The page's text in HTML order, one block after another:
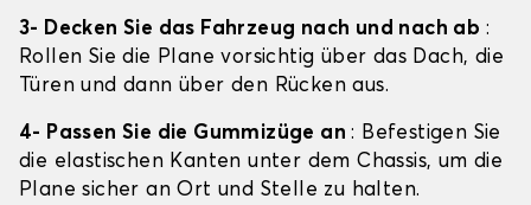
3- Decken Sie das Fahrzeug nach und nach ab :
Rollen Sie die Plane vorsichtig über das Dach, die
Türen und dann über den Rücken aus.
4- Passen Sie die Gummizüge an: Befestigen Sie
die elastischen Kanten unter dem Chassis, um die
Plane sicher an Ort und Stelle zu halten.